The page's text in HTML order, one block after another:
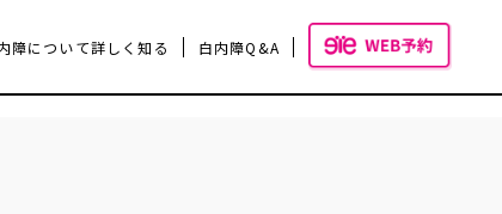
障について詳しく知る 白内障Q&A